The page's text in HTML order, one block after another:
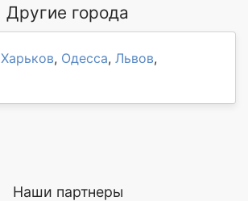
Другие города
Харьков, Одесса, Львов,
Наши партнеры